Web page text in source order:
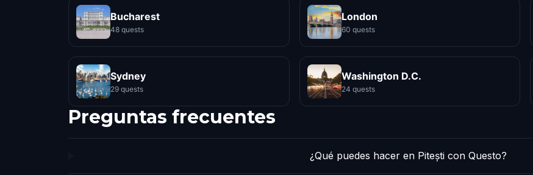
Bucharest
48 quests
London
60 quests
Sydney
29 quests
Washington D.C.
24 quests
Preguntas frecuentes
¿Qué puedes hacer en Pitești con Questo?